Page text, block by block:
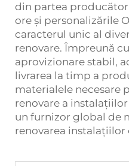
din partea
ore și personalizările
caracterul unic al
renovare. Împreună
aprovizionare stabil,
livrarea la timp a
materialele necesare
renovare a
un furnizor global de
renovarea instalațiilor